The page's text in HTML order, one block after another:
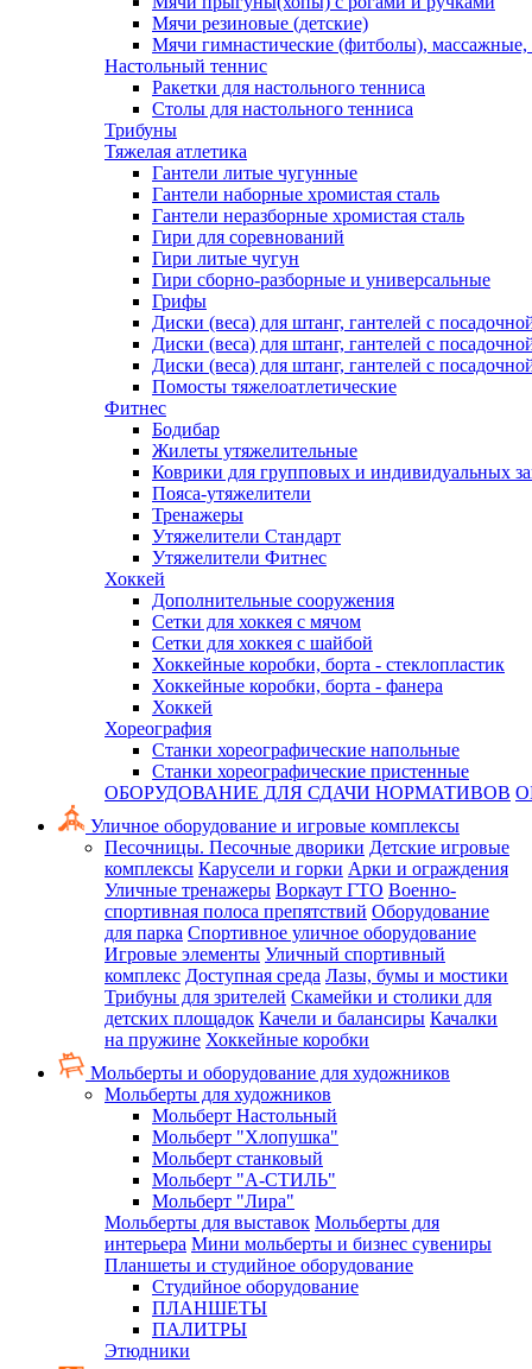
Мячи резиновые (детские)
Мячи гимнастические (фитболы),
Настольный теннис
Ракетки для настольного тенниса
Столы для настольного тенниса
Трибуны
Тяжелая атлетика
Гантели литые чугунные
Гантели наборные хромистая сталь
Гантели неразборные хромистая сталь
Гири для соревнований
Гири литые чугун
Гири сборно-разборные и универсальные
Грифы
Диски (веса) для штанг, гантелей с
Диски (веса) для штанг, гантелей с
Диски (веса) для штанг, гантелей с
Помосты тяжелоатлетические
Фитнес
Бодибар
Жилеты утяжелительные
Коврики для групповых и индивидуальных
Пояса-утяжелители
Тренажеры
Утяжелители Стандарт
Утяжелители Фитнес
Хоккей
Дополнительные сооружения
Сетки для хоккея с мячом
Сетки для хоккея с шайбой
Хоккейные коробки, борта - стеклопластик
Хоккейные коробки, борта - фанера
Хоккей
Хореография
Станки хореографические напольные
Станки хореографические пристенные
ОБОРУДОВАНИЕ ДЛЯ СДАЧИ НОРМАТИВОВ
Уличное оборудование и игровые комплексы
Песочницы. Песочные дворики Детские игровые
комплексы Карусели и горки Арки и ограждения
Уличные тренажеры Воркаут ГТО Военно-
спортивная полоса препятствий Оборудование
для парка Спортивное уличное оборудование
Игровые элементы Уличный спортивный
комплекс Доступная среда Лазы, бумы и мостики
Трибуны для зрителей Скамейки и столики для
детских площадок Качели и балансиры Качалки
на пружине Хоккейные коробки
Мольберты и оборудование для художников
Мольберты для художников
Мольберт Настольный
Мольберт "Хлопушка"
Мольберт станковый
Мольберт "А-СТИЛЬ"
Мольберт "Лира"
Мольберты для выставок Мольберты для
интерьера Мини мольберты и бизнес сувениры
Планшеты и студийное оборудование
Студийное оборудование
ПЛАНШЕТЫ
ПАЛИТРЫ
Этюдники